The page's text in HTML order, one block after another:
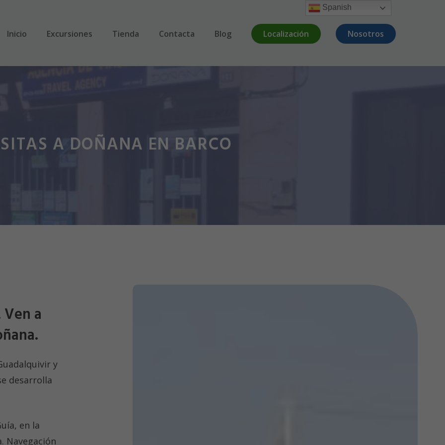
Inicio Excursiones Tienda Contacta Blog Localización Nosotros
A DOÑANA EN BARCO
Ven a
y
desarrolla
en la
Navegación
Spanish